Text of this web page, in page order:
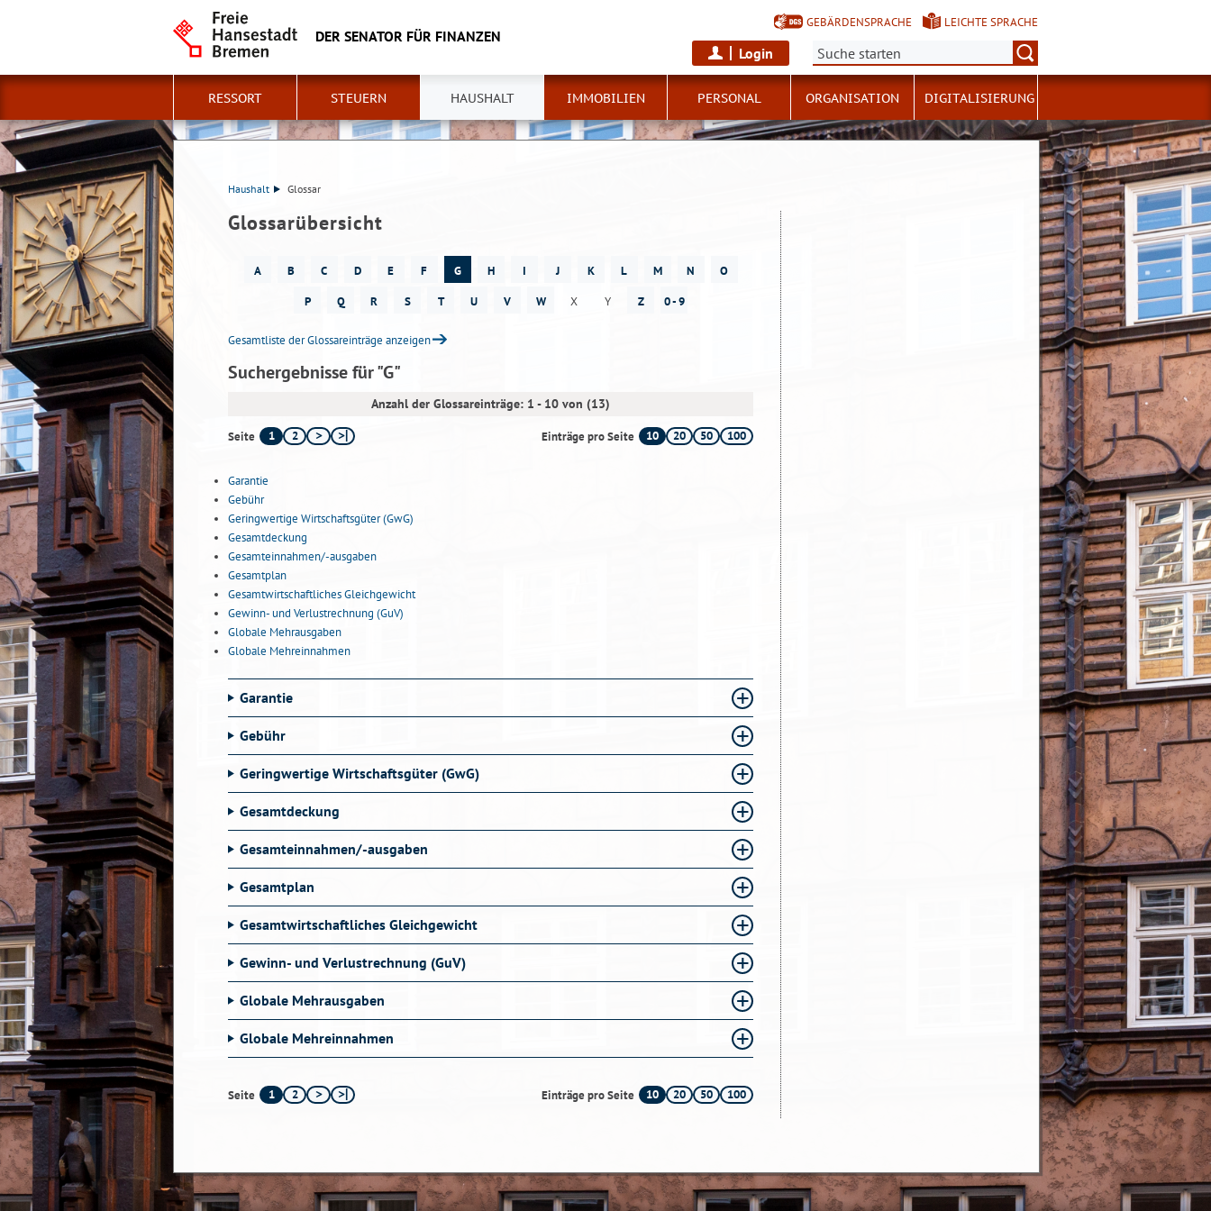
DER SENATOR FÜR FINANZEN
GEBÄRDENSPRACHE LEICHTE SPRACHE
Login Suche:
RESSORT STEUERN HAUSHALT IMMOBILIEN PERSONAL ORGANISATION DIGITALISIERUNG
Haushalt Glossar
Glossarübersicht
A B C D E F G H I J K L M N
O
P
Q R S T U V W X Y Z 0 - 9
Gesamtliste der Glossareinträge anzeigen
Suchergebnisse für "G"
Anzahl der Glossareinträge: 1 - 10 von (13)
Seite 1 2 Einträge pro Seite 10 20 50 100
Garantie
Gebühr
Geringwertige Wirtschaftsgüter (GwG)
Gesamtdeckung
Gesamteinnahmen/-ausgaben
Gesamtplan
Gesamtwirtschaftliches Gleichgewicht
Gewinn- und Verlustrechnung (GuV)
Globale Mehrausgaben
Globale Mehreinnahmen
Garantie
Gebühr
Geringwertige Wirtschaftsgüter (GwG)
Gesamtdeckung
Gesamteinnahmen/-ausgaben
Gesamtplan
Gesamtwirtschaftliches Gleichgewicht
Gewinn- und Verlustrechnung (GuV)
Globale Mehrausgaben
Globale Mehreinnahmen
Seite 1 2 Einträge pro Seite 10 20 50 100